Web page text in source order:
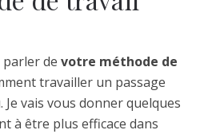
de votre méthode de
travailler un passage
vais vous donner quelques
à être plus efficace dans
du violoncelliste